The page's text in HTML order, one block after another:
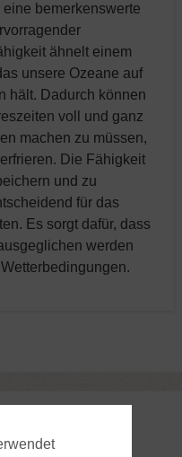
bemerkenswerte
ähnelt einem
unsere Ozeane auf
hält. Dadurch können
voll und ganz
machen zu müssen,
Die Fähigkeit
und zu
für das
Es sorgt dafür, dass
werden
falsch.